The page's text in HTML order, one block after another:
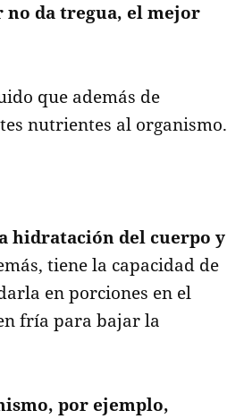
no da tregua, el mejor
que además de
nutrientes al organismo.
hidratación del cuerpo y
tiene la capacidad de
en porciones en el
fría para bajar la
por ejemplo,